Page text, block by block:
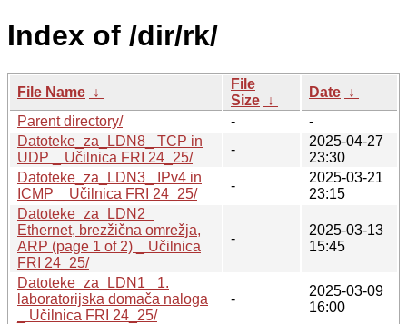
Index of /dir/rk/
File Name ↓
File
Size ↓
Date ↓
Parent directory/
-
-
Datoteke_za_LDN8_ TCP in
UDP _ Učilnica FRI 24_25/
-
2025-04-27
23:30
Datoteke_za_LDN3_ IPv4 in
ICMP _ Učilnica FRI 24_25/
-
2025-03-21
23:15
Datoteke_za_LDN2_
Ethernet, brezžična omrežja,
ARP (page 1 of 2) _ Učilnica
FRI 24_25/
-
2025-03-13
15:45
Datoteke_za_LDN1_ 1.
laboratorijska domača naloga
_ Učilnica FRI 24_25/
-
2025-03-09
16:00